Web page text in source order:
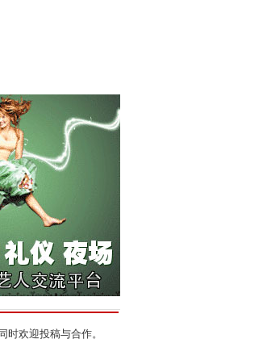
欢迎投稿与合作。